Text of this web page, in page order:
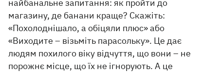
найбанальне запитання: як пройти до
магазину, де банани краще? Скажіть:
«Похолоднішало, а обіцяли плюс» або
«Виходите – візьміть парасольку». Це дає
людям похилого віку відчуття, що вони – не
порожнє місце, що їх не ігнорують. А це